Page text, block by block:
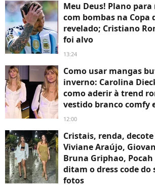
Meu Deus! Plano
com bombas na Copa
revelado; Cristiano
foi alvo
13:24
Como usar mangas
inverno: Carolina
como aderir à trend
vestido branco comfy
12:00
Cristais, renda,
Viviane Araújo,
Bruna Griphao,
ditam o dress code do
fotos